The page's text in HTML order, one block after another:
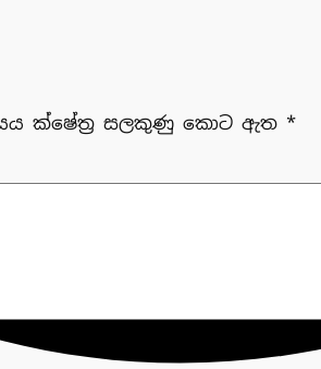
ක්ෂේත්‍ර සලකුණු කොට ඇත *